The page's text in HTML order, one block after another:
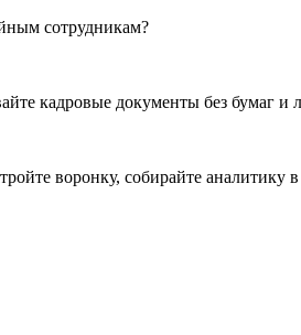
сотрудникам?
кадровые документы без бумаг и
воронку, собирайте аналитику